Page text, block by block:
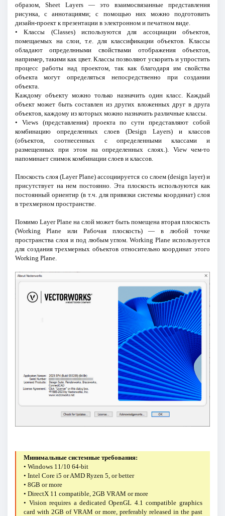
образом, Sheet Layers — это взаимосвязанные представления
рисунка, с аннотациями; с помощью них можно подготовить
дизайн-проект к презентации в электронном и печатном виде.
• Классы (Classes) используются для ассоциации объектов,
помещаемых на слои, т.е. для классификации объектов. Классы
обладают определнными свойствами отображения объектов,
например, такими как цвет. Классы позволяют ускорить и упростить
процесс работы над проектом, так как благодаря им свойства
объекта могут определяться непосредственно при создании
объекта.
Каждому объекту можно только назначить один класс. Каждый
объект может быть составлен из других вложенных друг в друга
объектов, каждому из которых можно назначить различные классы.
• Views (представления) проекта по сути представляют собой
комбинацию определенных слоев (Design Layers) и классов
(объектов, соотнесенных с определенными классами и
размещенных при этом на определенных слоях.). View чем-то
напоминает снимок комбинации слоев и классов.
Плоскость слоя (Layer Plane) ассоциируется со слоем (design layer) и
присутствует на нем постоянно. Эта плоскость используются как
постоянный ориентир (в т.ч. для привязки системы координат) слоя
в трехмерном пространстве.
Помимо Layer Plane на слой может быть помещена вторая плоскость
(Working Plane или Рабочая плоскость) — в любой точке
пространства слоя и под любым углом. Working Plane используется
для создания трехмерных объектов относительно координат этого
Working Plane.
Минимальные системные требования:
• Windows 11/10 64-bit
• Intel Core i5 or AMD Ryzen 5, or better
• 8GB or more
• DirectX 11 compatible, 2GB VRAM or more
• Vision requires a dedicated OpenGL 4.1 compatible graphics
card with 2GB of VRAM or more, preferably released in the past